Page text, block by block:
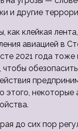
и другие
клейкая
авиацией в
2021 года тоже
этого,
до сих пор